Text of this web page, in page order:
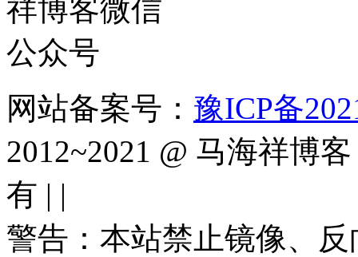
网站备案号： 豫ICP备
2012~2021 @ 马海祥博
有 | |
警告：本站禁止镜像、